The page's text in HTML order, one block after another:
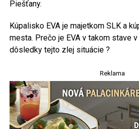
Piešťany.
Kúpalisko EVA je majetkom SLK a
mesta. Prečo je EVA v takom stave
dôsledky tejto zlej situácie ?
Reklama